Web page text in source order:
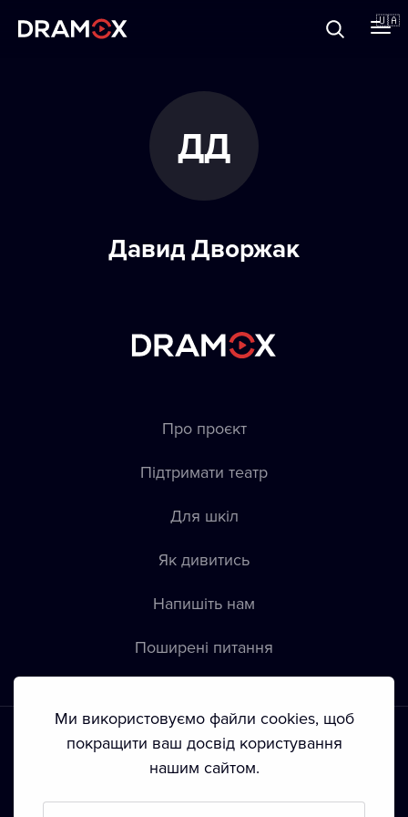
🇺🇦
Зареєструватися
ДД
Давид Дворжак
Про проєкт
Підтримати театр
Для шкіл
Як дивитись
Напишіть нам
Пoширені питання
Положення й умови • Конфіденційність • Автoрські права
Ми використовуємо файли cookies, щоб
покращити ваш досвід користування
нашим сайтом.